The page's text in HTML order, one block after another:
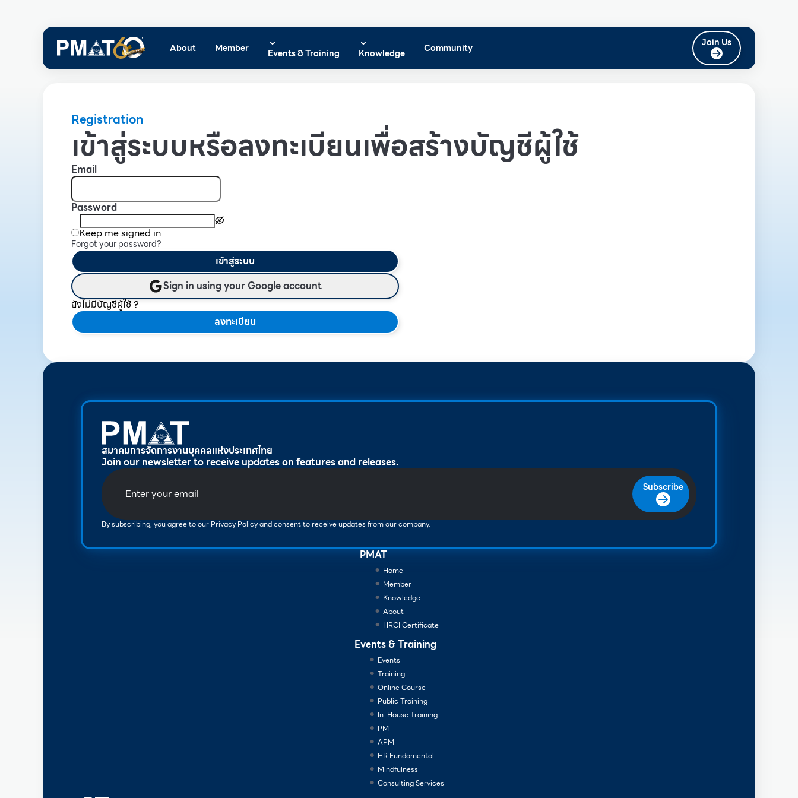
About Member Events & Training Knowledge Community Join Us
Registration
เข้าสู่ระบบหรือลงทะเบียนเพื่อสร้างบัญชีผู้ใช้
Email
Password
Keep me signed in
Forgot your password?
เข้าสู่ระบบ
Sign in using your Google account
ยังไม่มีบัญชีผู้ใช้ ?
ลงทะเบียน
สมาคมการจัดการงานบุคคลแห่งประเทศไทย
Join our newsletter to receive updates on features and releases.
Subscribe
By subscribing, you agree to our Privacy Policy and consent to receive updates from our company.
PMAT
Home
Member
Knowledge
About
HRCI Certificate
Events & Training
Events
Training
Online Course
Public Training
In-House Training
PM
APM
HR Fundamental
Mindfulness
Consulting Services